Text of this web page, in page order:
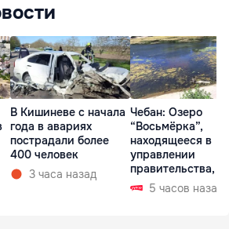
В Кишиневе с начала
года в авариях
пострадали более
400 человек
3 часа назад
Чебан: Озеро
“Восьмёрка”,
находящееся в
управлении
правительства, в
запустении
5 часов назад